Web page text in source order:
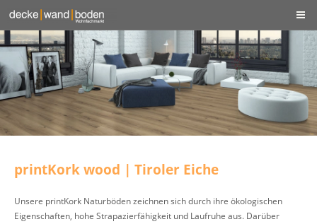
printKork wood | Tiroler Eiche
Unsere printKork Naturböden zeichnen sich durch ihre ökologischen
Eigenschaften, hohe Strapazierfähigkeit und Laufruhe aus. Darüber